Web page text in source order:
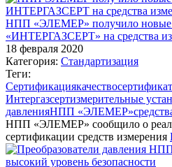
НПП «ЭЛЕМЕР» получило новые
«ИНТЕРГАЗСЕРТ» на средства
18 февраля 2020
Категория: Стандартизация
Теги:
Сертификациякачество
Интергазсертизмерительные
давленияНПП «ЭЛЕМЕР»
НПП «ЭЛЕМЕР» сообщило о
сертификации средств измерения